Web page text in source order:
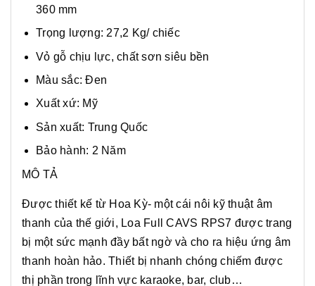
360 mm
Trọng lượng: 27,2 Kg/ chiếc
Vỏ gỗ chịu lực, chất sơn siêu bền
Màu sắc: Đen
Xuất xứ: Mỹ
Sản xuất: Trung Quốc
Bảo hành: 2 Năm
MÔ TẢ
Được thiết kế từ Hoa Kỳ- một cái nôi kỹ thuật âm
thanh của thế giới, Loa Full CAVS RPS7 được trang
bị một sức mạnh đầy bất ngờ và cho ra hiệu ứng âm
thanh hoàn hảo. Thiết bị nhanh chóng chiếm được
thị phần trong lĩnh vực karaoke, bar, club…